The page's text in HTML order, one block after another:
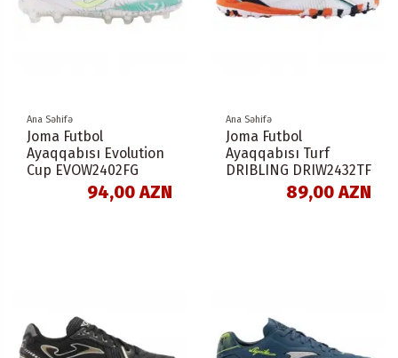
Ana Səhifə
Joma Futbol
Ayaqqabısı Evolution
Cup EVOW2402FG
94,00 AZN
Ana Səhifə
Joma Futbol
Ayaqqabısı Turf
DRIBLING DRIW2432TF
89,00 AZN